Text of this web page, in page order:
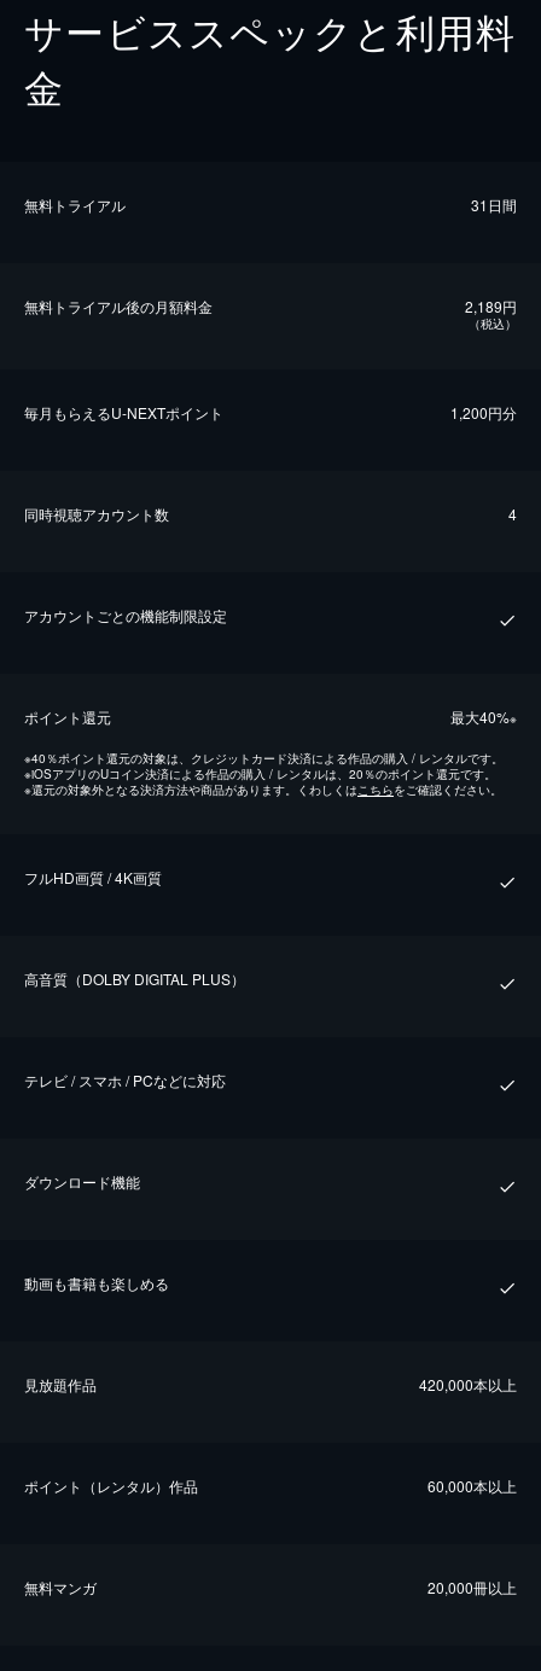
サービススペックと利用料
金
無料トライアル 31日間
無料トライアル後の⽉額料金 2,189円
（税込）
毎⽉もらえるU-NEXTポイント 1,200円分
同時視聴アカウント数 4
アカウントごとの機能制限設定
ポイント還元 最⼤40%※
※40％ポイント還元の対象は、クレジットカード決済による作品の購入 / レンタルです。
※iOSアプリのUコイン決済による作品の購入 / レンタルは、20％のポイント還元です。
※還元の対象外となる決済方法や商品があります。くわしくは こちらをご確認ください。
フルHD画質 / 4K画質
⾼⾳質（DOLBY DIGITAL PLUS）
テレビ / スマホ / PCなどに対応
ダウンロード機能
動画も書籍も楽しめる
⾒放題作品 420,000本以上
ポイント（レンタル）作品 60,000本以上
無料マンガ 20,000冊以上